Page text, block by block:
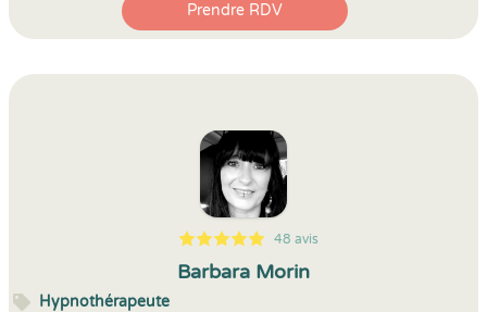
Prendre RDV
5
1
5
48 48 avis
Barbara Morin
Hypnothérapeute